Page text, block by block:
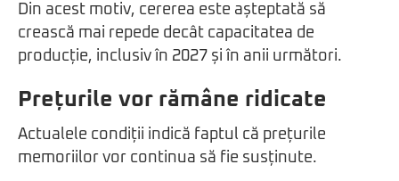
Din acest motiv, cererea este așteptată să
crească mai repede decât capacitatea de
producție, inclusiv în 2027 și în anii următori.
Prețurile vor rămâne ridicate
Actualele condiții indică faptul că prețurile
memoriilor vor continua să fie susținute.